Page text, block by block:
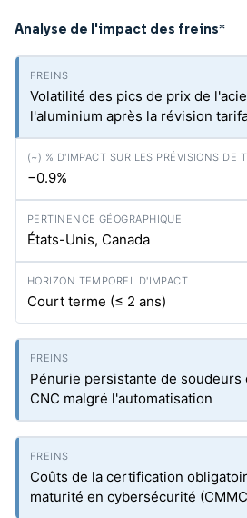
Analyse de l'impact des freins*
Volatilité des pics de prix de
l'aluminium après la révision
−0.9%
États-Unis, Canada
Court terme (≤ 2 ans)
Pénurie persistante de soudeurs
CNC malgré l'automatisation
Coûts de la certification
maturité en cybersécurité